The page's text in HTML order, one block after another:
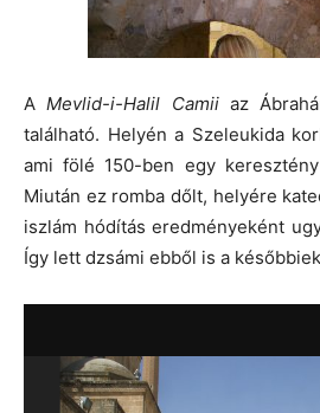
AMevlid-i-Halil Camiiaz
található. Helyén a Szeleukida
ami fölé 150-ben egy
Miután ez romba dőlt, helyére
iszlám hódítás eredményeként
Így lett dzsámi ebből is a